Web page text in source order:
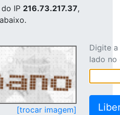
do IP 216.73.217.37,
[trocar imagem]
Digite
lado no